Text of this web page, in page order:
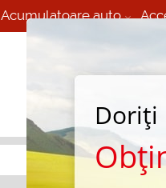
Acumulatoare auto
Vulcanizare Mobila 24/7 non
Doriți